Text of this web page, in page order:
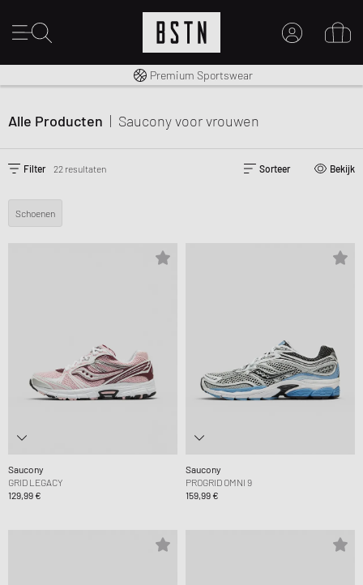
MIJN ACCOUNT
MAAK EEN ACCOUNT AAN
Gratis verzending naar NL vanaf € 100
Premium Sportswear
Alle Producten | Sauconyvoor vrouwen
Filter 22 resultaten Sorteer Bekijk
Schoenen
Saucony
GRID LEGACY
129,99 €
Saucony
PROGRID OMNI 9
159,99 €